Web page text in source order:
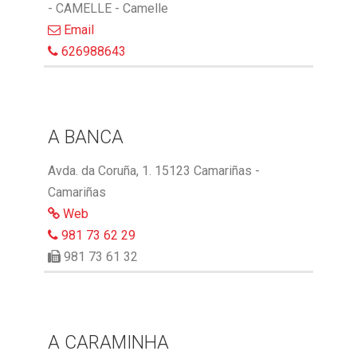
- CAMELLE - Camelle
Email
626988643
A BANCA
Avda. da Coruña, 1. 15123 Camariñas -
Camariñas
Web
981 73 62 29
981 73 61 32
A CARAMINHA